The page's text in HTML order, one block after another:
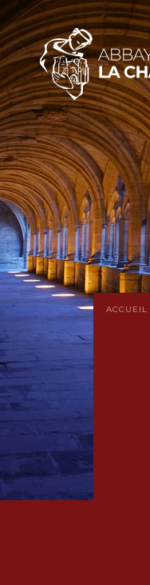
ACCUEIL